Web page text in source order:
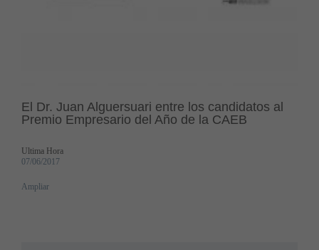
El Dr. Juan Alguersuari entre los candidatos al
Premio Empresario del Año de la CAEB
Ultima Hora
07/06/2017
Ampliar